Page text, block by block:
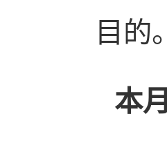
目的
本